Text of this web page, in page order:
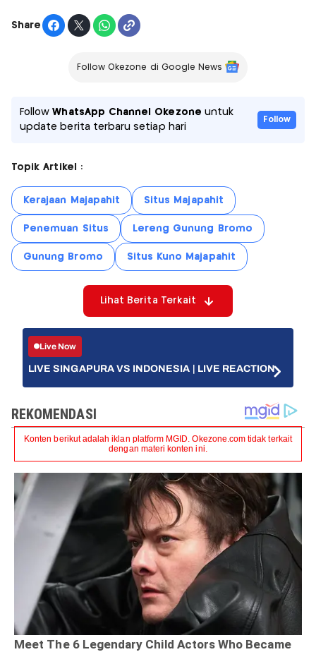
Share
Follow Okezone di Google News
FollowWhatsApp Channel Okezone untuk
update berita terbaru setiap hari
Follow
Topik Artikel :
Kerajaan Majapahit Situs Majapahit
Penemuan Situs Lereng Gunung Bromo
Gunung Bromo Situs Kuno Majapahit
Lihat Berita Terkait
Live Now
LIVE SINGAPURA VS INDONESIA | LIVE REACTION